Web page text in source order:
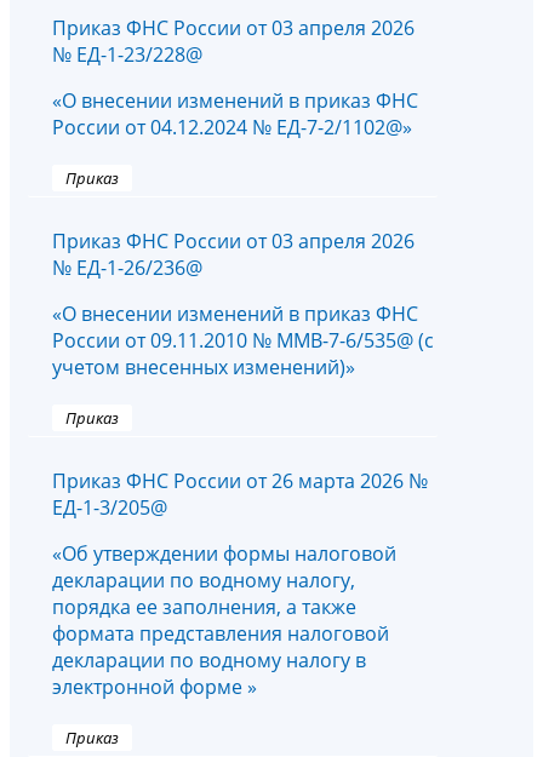
Приказ ФНС России от 03 апреля 2026
№ ЕД-1-23/228@
«О внесении изменений в приказ ФНС
России от 04.12.2024 № ЕД-7-2/1102@»
Приказ
Приказ ФНС России от 03 апреля 2026
№ ЕД-1-26/236@
«О внесении изменений в приказ ФНС
России от 09.11.2010 № ММВ-7-6/535@ (с
учетом внесенных изменений)»
Приказ
Приказ ФНС России от 26 марта 2026 №
ЕД-1-3/205@
«Об утверждении формы налоговой
декларации по водному налогу,
порядка ее заполнения, а также
формата представления налоговой
декларации по водному налогу в
электронной форме »
Приказ